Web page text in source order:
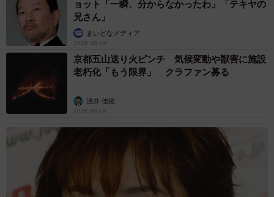
ョット「一瞬、分からなかったわ」「テキヤの
兄さん」
まいどなメディア
2026.08.09
京都五山送り火ピンチ 気候変動や獣害に施設
老朽化「もう限界」 クラファン募る
浅井 佳穂
2026.08.09